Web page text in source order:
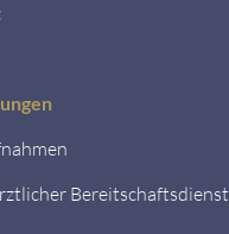
Bereitschaftsdienst